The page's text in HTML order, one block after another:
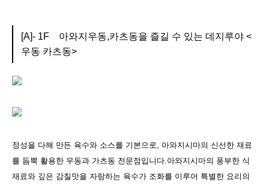
[A]- 1F 아와지우동,카츠동을 즐길 수 있는 데지루야 <
우동 카츠동>
정성을 다해 만든 육수와 소스를 기본으로, 아와지시마의 신선한 재료
를 듬뿍 활용한 우동과 가츠동 전문점입니다.아와지시마의 풍부한 식
재료와 깊은 감칠맛을 자랑하는 육수가 조화를 이루어 특별한 요리의